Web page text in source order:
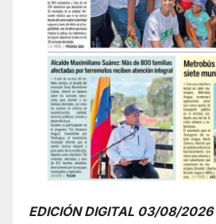
EDICIÓN DIGITAL 03/08/2026